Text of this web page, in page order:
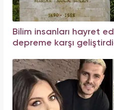
Bilim insanları hayret
depreme karşı